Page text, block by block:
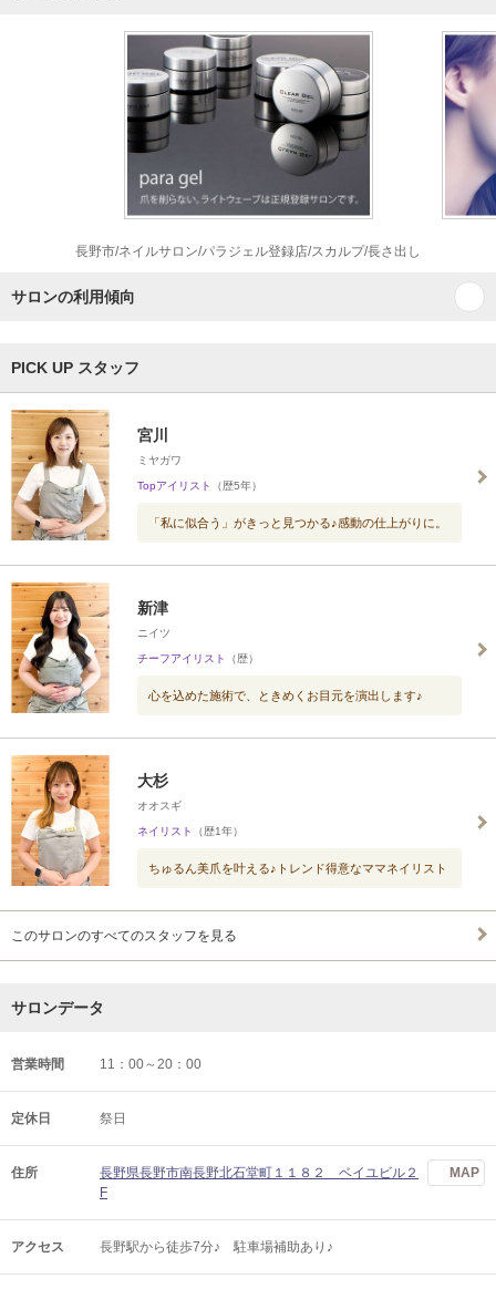
長野市/ネイルサロン/パラジェル登録店/スカルプ/長さ出し
サロンの利用傾向
PICK UP スタッフ
宮川
ミヤガワ
Topアイリスト （歴5年）
「私に似合う」がきっと見つかる♪感動の仕上がりに。
新津
ニイツ
チーフアイリスト （歴）
心を込めた施術で、ときめくお目元を演出します♪
大杉
オオスギ
ネイリスト （歴1年）
ちゅるん美爪を叶える♪トレンド得意なママネイリスト
このサロンのすべてのスタッフを見る
サロンデータ
営業時間 11：00～20：00
定休日 祭日
住所
長野県長野市南長野北石堂町１１８２ ベイユビル２
F
MAP
アクセス 長野駅から徒歩7分♪ 駐車場補助あり♪